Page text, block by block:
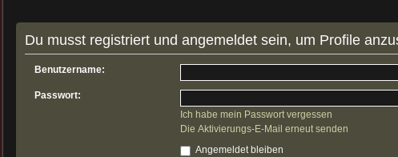
Du musst registriert und angemeldet sein, um Profile
Benutzername:
Passwort:
Ich habe mein Passwort vergessen
Die Aktivierungs-E-Mail erneut senden
Angemeldet bleiben